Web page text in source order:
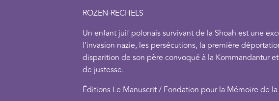
ROZEN-RECHELS
Un enfant juif polonais survivant de la Shoah est une
l’invasion nazie, les persécutions, la première
disparition de son père convoqué à la Kommandantur
de justesse.
Éditions Le Manuscrit / Fondation pour la Mémoire de la